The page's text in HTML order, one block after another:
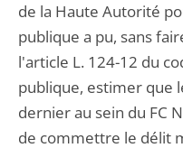
de la Haute Autorité
publique a pu, sans
l'article L. 124-12 du
publique, estimer que
dernier au sein du FC
de commettre le délit